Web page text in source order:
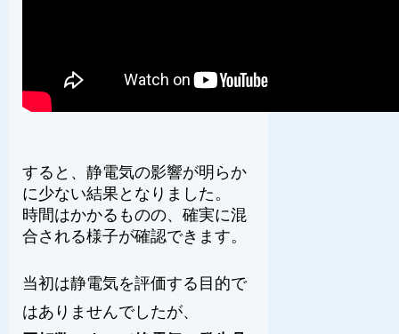
すると、静電気の影響が明らか
に少ない結果となりました。
時間はかかるものの、確実に混
合される様子が確認できます。
当初は静電気を評価する目的で
はありませんでしたが、